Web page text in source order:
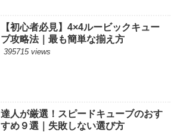
【初心者必見】4×4ルービックキュー
ブ攻略法｜最も簡単な揃え方
395715 views
達人が厳選！スピードキューブのおす
すめ９選｜失敗しない選び方